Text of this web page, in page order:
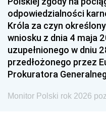
odpowiedzialności
Króla za czyn
wniosku z dnia 4 maja
uzupełnionego w dniu
przedłożonego przez
Prokuratora
Monitor Polski rok 2026